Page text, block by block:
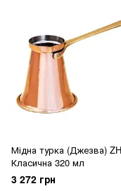
Мідна турка (Джезва)
Класична 320 мл
3 272 грн